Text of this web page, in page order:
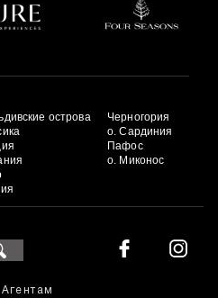
острова
Черногория
о. Сардиния
Пафос
о. Миконос
Агентам